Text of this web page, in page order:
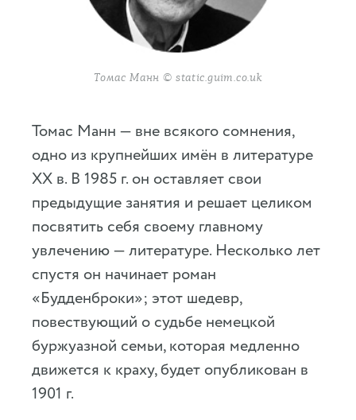
Томас Манн © static.guim.co.uk
Томас Манн — вне всякого сомнения,
одно из крупнейших имён в литературе
XX в. В 1985 г. он оставляет свои
предыдущие занятия и решает целиком
посвятить себя своему главному
увлечению — литературе. Несколько лет
спустя он начинает роман
«Будденброки»; этот шедевр,
повествующий о судьбе немецкой
буржуазной семьи, которая медленно
движется к краху, будет опубликован в
1901 г.